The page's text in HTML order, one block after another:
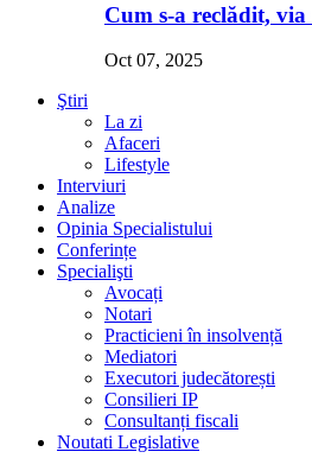
Cum s-a reclădit,
Oct 07, 2025
Ştiri
La zi
Afaceri
Lifestyle
Interviuri
Analize
Opinia Specialistului
Conferințe
Specialişti
Avocați
Notari
Practicieni în insolvență
Mediatori
Executori judecătorești
Consilieri IP
Consultanți fiscali
Noutati Legislative